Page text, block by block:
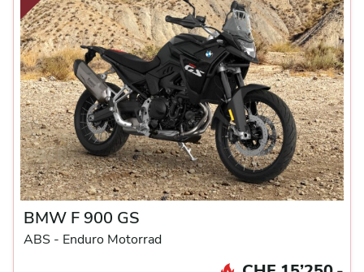
BMW F 900 GS
ABS - Enduro Motorrad